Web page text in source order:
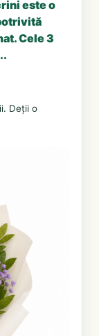
este o
Cele 3
Deții o